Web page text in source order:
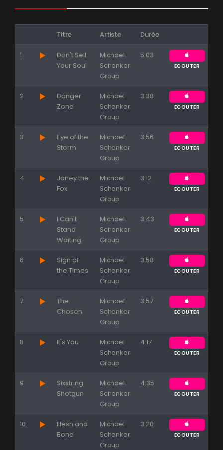
Appuyez sur ENTREE pour valider...
Titre Artiste Durée
1
Don't Sell
Your Soul
Michael
Schenker
Group
5:03
ECOUTER
2
Danger
Zone
Michael
Schenker
Group
3:38
ECOUTER
3
Eye of the
Storm
Michael
Schenker
Group
3:56
ECOUTER
4
Janey the
Fox
Michael
Schenker
Group
3:12
ECOUTER
5
I Can't
Stand
Waiting
Michael
Schenker
Group
3:43
ECOUTER
6
Sign of
the Times
Michael
Schenker
Group
3:58
ECOUTER
7
The
Chosen
Michael
Schenker
Group
3:57
ECOUTER
8 It's You
Michael
Schenker
Group
4:17
ECOUTER
9
Sixstring
Shotgun
Michael
Schenker
Group
4:35
ECOUTER
10
Flesh and
Bone
Michael
Schenker
Group
3:20
ECOUTER